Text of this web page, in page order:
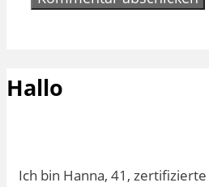
Hallo
Ich bin Hanna, 41,